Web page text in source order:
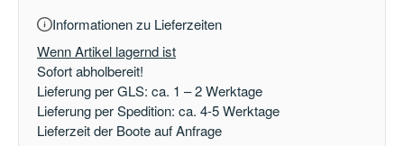
Informationen zu Lieferzeiten
Wenn Artikel lagernd ist
Sofort abholbereit!
Lieferung per GLS: ca. 1 – 2 Werktage
Lieferung per Spedition: ca. 4-5 Werktage
Lieferzeit der Boote auf Anfrage